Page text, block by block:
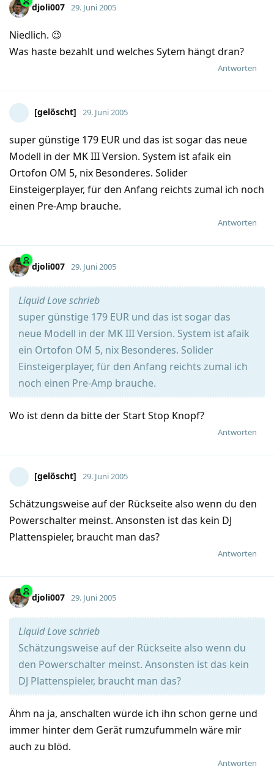
djoli007 29. Juni 2005
Niedlich. 😉
Was haste bezahlt und welches Sytem hängt dran?
Antworten
[gelöscht] 29. Juni 2005
super günstige 179 EUR und das ist sogar das neue
Modell in der MK III Version. System ist afaik ein
Ortofon OM 5, nix Besonderes. Solider
Einsteigerplayer, für den Anfang reichts zumal ich noch
einen Pre-Amp brauche.
Antworten
djoli007 29. Juni 2005
Liquid Love schrieb
super günstige 179 EUR und das ist sogar das
neue Modell in der MK III Version. System ist afaik
ein Ortofon OM 5, nix Besonderes. Solider
Einsteigerplayer, für den Anfang reichts zumal ich
noch einen Pre-Amp brauche.
Wo ist denn da bitte der Start Stop Knopf?
Antworten
[gelöscht] 29. Juni 2005
Schätzungsweise auf der Rückseite also wenn du den
Powerschalter meinst. Ansonsten ist das kein DJ
Plattenspieler, braucht man das?
Antworten
djoli007 29. Juni 2005
Liquid Love schrieb
Schätzungsweise auf der Rückseite also wenn du
den Powerschalter meinst. Ansonsten ist das kein
DJ Plattenspieler, braucht man das?
Ähm na ja, anschalten würde ich ihn schon gerne und
immer hinter dem Gerät rumzufummeln wäre mir
auch zu blöd.
Antworten